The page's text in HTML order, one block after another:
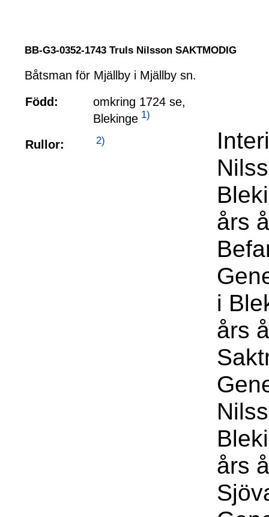
BB-G3-0352-1743 Truls Nilsson SAKTMODIG
Båtsman för Mjällby i Mjällby sn.
Född:
omkring 1724 se,
Blekinge 1)
Rullor: 2)
års
i
års
års